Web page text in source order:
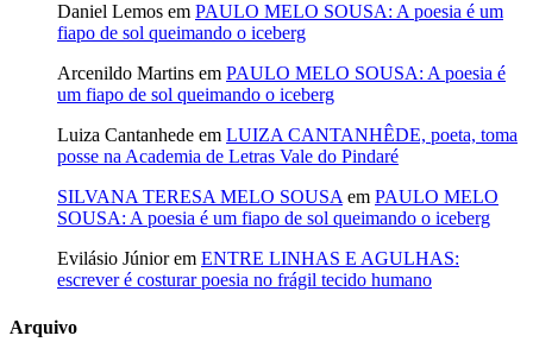
Daniel Lemos em PAULO MELO SOUSA: A poesia é um
fiapo de sol queimando o iceberg
Arcenildo Martins em PAULO MELO SOUSA: A poesia é
um fiapo de sol queimando o iceberg
Luiza Cantanhede em LUIZA CANTANHÊDE, poeta, toma
posse na Academia de Letras Vale do Pindaré
SILVANA TERESA MELO SOUSA em PAULO MELO
SOUSA: A poesia é um fiapo de sol queimando o iceberg
Evilásio Júniorem ENTRE LINHAS E AGULHAS:
escrever é costurar poesia no frágil tecido humano
Arquivo